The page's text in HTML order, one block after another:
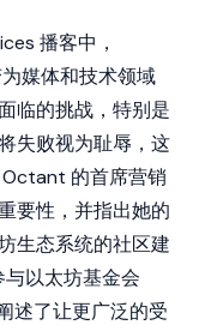
播客中，
媒体和技术领域
临的挑战，特别是
失败视为耻辱，这
Octant 的首席营销
要性，并指出她的
生态系统的社区建
与以太坊基金会
述了让更广泛的受